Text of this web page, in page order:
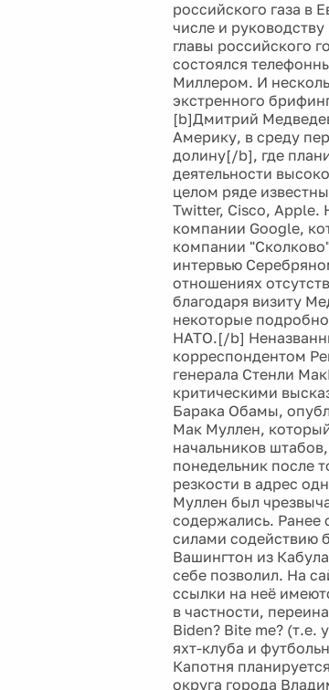
российского газа в
числе и
главы российского
состоялся
Миллером. И
экстренного
[b]Дмитрий
Америку, в среду
долину[/b], где
деятельности
целом ряде
Twitter, Cisco, Apple.
компании Google,
компании
интервью
отношениях
благодаря визиту
некоторые
НАТО.[/b]
корреспондентом
генерала Стенли
критическими
Барака Обамы,
Мак Муллен,
начальников
понедельник после
резкости в адрес
Муллен был
содержались.
силами содействию
Вашингтон из
себе позволил. На
ссылки на неё
в частности,
Biden? Bite me? (т.е.
яхт-клуба и
Капотня
округа города